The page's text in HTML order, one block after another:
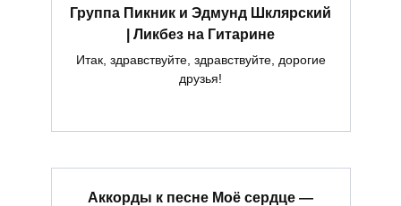
Группа Пикник и Эдмунд Шклярский
| Ликбез на Гитарине
Итак, здравствуйте, здравствуйте, дорогие
друзья!
Аккорды к песне Моё сердце —